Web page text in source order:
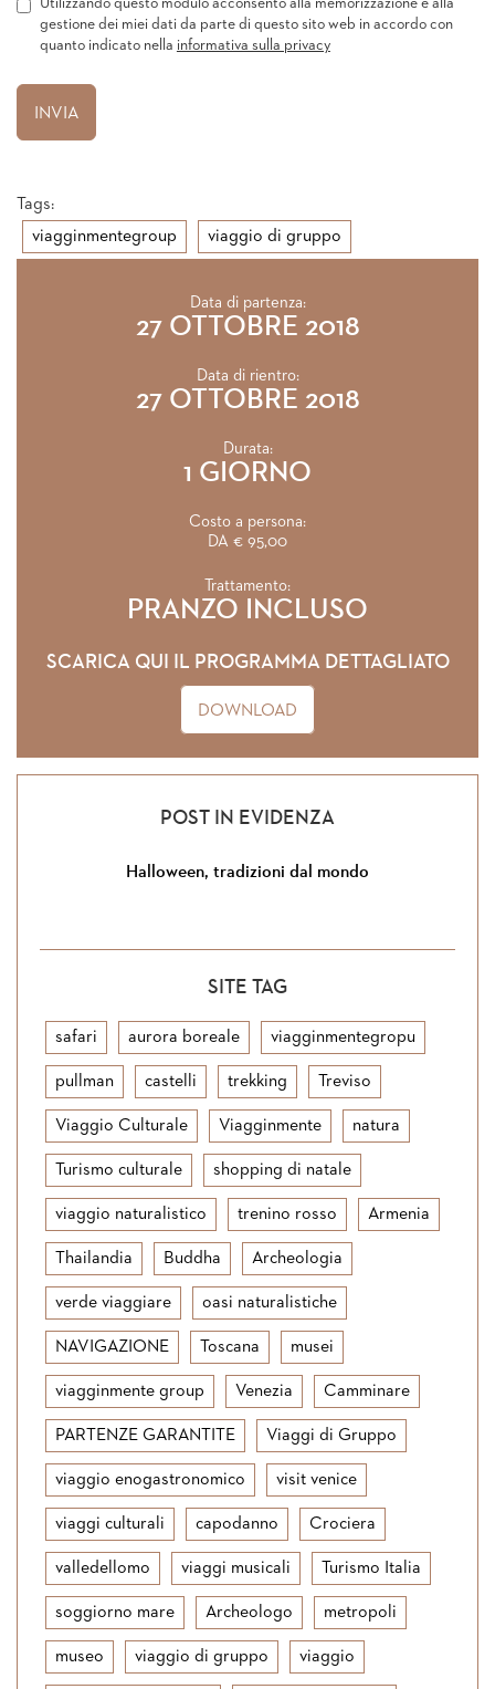
Utilizzando questo modulo acconsento alla memorizzazione e alla
gestione dei miei dati da parte di questo sito web in accordo con
quanto indicato nella informativa sulla privacy
Tags:
viagginmentegroup
viaggio di gruppo
Data di partenza:
27 OTTOBRE 2018
Data di rientro:
27 OTTOBRE 2018
Durata:
1 GIORNO
Costo a persona:
DA € 95,00
Trattamento:
PRANZO INCLUSO
SCARICA QUI IL PROGRAMMA DETTAGLIATO
DOWNLOAD
POST IN EVIDENZA
Halloween, tradizioni dal mondo
SITE TAG
safari aurora boreale viagginmentegropu
pullman castelli trekking Treviso
Viaggio Culturale Viagginmente natura
Turismo culturale shopping di natale
viaggio naturalistico trenino rosso Armenia
Thailandia Buddha Archeologia
verde viaggiare oasi naturalistiche
NAVIGAZIONE Toscana musei
viagginmente group Venezia Camminare
PARTENZE GARANTITE Viaggi di Gruppo
viaggio enogastronomico visit venice
viaggi culturali capodanno Crociera
valledellomo viaggi musicali Turismo Italia
soggiorno mare Archeologo metropoli
museo viaggio di gruppo viaggio